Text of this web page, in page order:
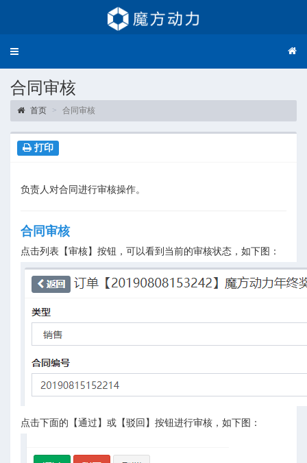
Toggle
合同审核
首页 合同审核
打印
负责人对合同进行审核操作。
合同审核
点击列表【审核】按钮，可以看到当前的审核状态，如下图：
点击下面的【通过】或【驳回】按钮进行审核，如下图：